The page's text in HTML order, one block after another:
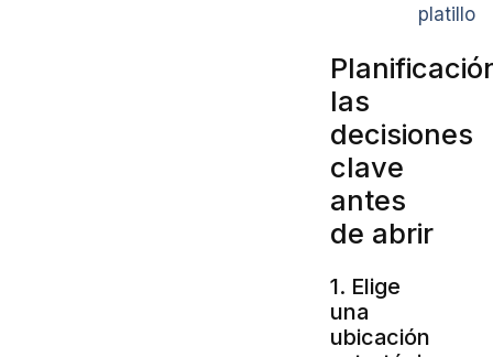
platillo
las
decisiones
clave
antes
de abrir
1. Elige
una
ubicación